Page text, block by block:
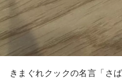
きまぐれクックの名言「さ